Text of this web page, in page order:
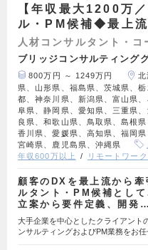
【年収最大1200万
ル・PM候補◆最上
人材コンサルタント・コ
ブリッジコンサルティング
800万円 ～ 1249万円
北
県、山形県、福島県、茨城県、
都、神奈川県、新潟県、富山県
阜県、静岡県、愛知県、三重県
良県、和歌山県、鳥取県、島根
香川県、愛媛県、高知県、福岡
宮崎県、鹿児島県、沖縄県
年収600万以上
リモートワー
顧客のDXを最上流から
ルタント・PM候補とし
立案から要件定義、開発…
大手企業を中心としたクライアント
ンサルティングおよびPM業務をお